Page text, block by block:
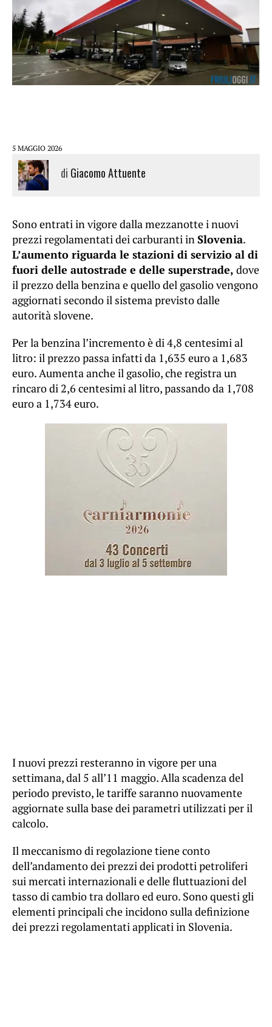
5 MAGGIO 2026
di Giacomo Attuente
Sono entrati in vigore dalla mezzanotte i nuovi
prezzi regolamentati dei carburanti inSlovenia.
L’aumento riguarda le stazioni di servizio al di
fuori delle autostrade e delle superstrade, dove
il prezzo della benzina e quello del gasolio vengono
aggiornati secondo il sistema previsto dalle
autorità slovene.
Per la benzina l’incremento è di 4,8 centesimi al
litro: il prezzo passa infatti da 1,635 euro a 1,683
euro. Aumenta anche il gasolio, che registra un
rincaro di 2,6 centesimi al litro, passando da 1,708
euro a 1,734 euro.
I nuovi prezzi resteranno in vigore per una
settimana, dal 5 all’11 maggio. Alla scadenza del
periodo previsto, le tariffe saranno nuovamente
aggiornate sulla base dei parametri utilizzati per il
calcolo.
Il meccanismo di regolazione tiene conto
dell’andamento dei prezzi dei prodotti petroliferi
sui mercati internazionali e delle fluttuazioni del
tasso di cambio tra dollaro ed euro. Sono questi gli
elementi principali che incidono sulla definizione
dei prezzi regolamentati applicati in Slovenia.